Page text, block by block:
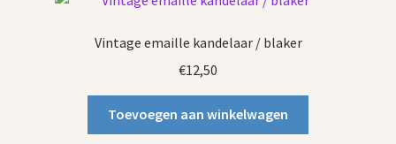
Vintage emaille kandelaar / blaker
€12,50
Toevoegen aan winkelwagen